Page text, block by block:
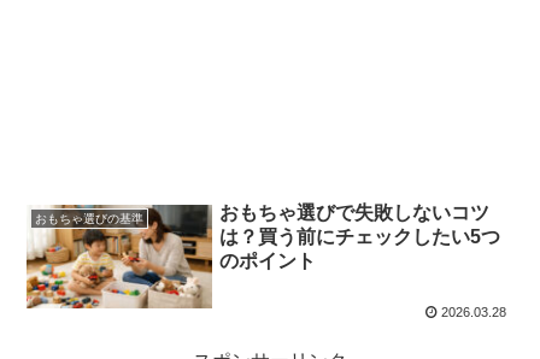
おもちゃ選びの基準
おもちゃ選びで失敗しないコツ
は？買う前にチェックしたい5つ
のポイント
2026.03.28